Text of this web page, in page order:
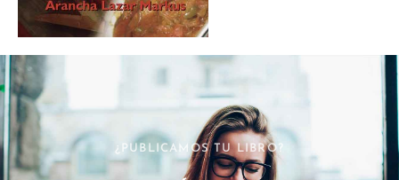
¿PUBLICAMOS TU LIBRO?